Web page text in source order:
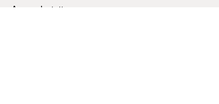
Anna palautetta